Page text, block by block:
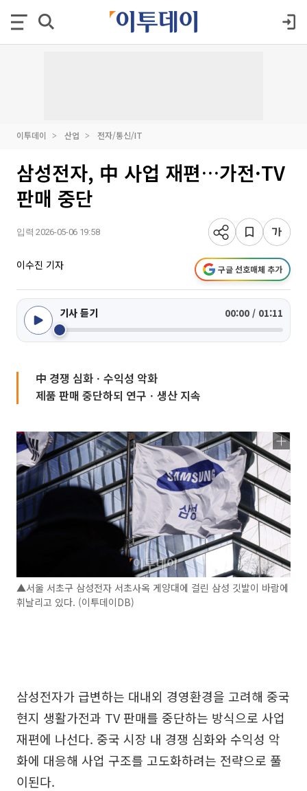
이투데이 산업 전자/통신/IT
삼성전자, 中 사업 재편…가전·TV
판매 중단
입력 2026-05-06 19:58
이수진 기자 구글 선호매체 추가
기사 듣기 00:00 / 01:11
中 경쟁 심화ㆍ수익성 악화
제품 판매 중단하되 연구ㆍ생산 지속
▲서울 서초구 삼성전자 서초사옥 게양대에 걸린 삼성 깃발이 바람에
휘날리고 있다. (이투데이DB)
삼성전자가 급변하는 대내외 경영환경을 고려해 중국
현지 생활가전과 TV 판매를 중단하는 방식으로 사업
재편에 나선다. 중국 시장 내 경쟁 심화와 수익성 악
화에 대응해 사업 구조를 고도화하려는 전략으로 풀
이된다.